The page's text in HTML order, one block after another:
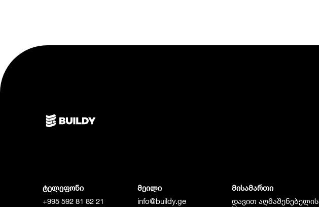
ტელეფონი
+995 592 81 82 21
მეილი
info@buildy.ge
მისამართი
დავით აღმაშენებელის